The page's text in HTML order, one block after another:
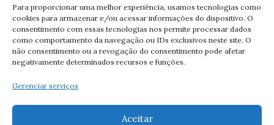
Para proporcionar uma melhor experiência, usamos tecnologias como
cookies para armazenar e/ou acessar informações do dispositivo. O
consentimento com essas tecnologias nos permite processar dados
como comportamento da navegação ou IDs exclusivos neste site. O
não consentimento ou a revogação do consentimento pode afetar
negativamente determinados recursos e funções.
Gerenciar serviços
Aceitar
São Pedro(13)
São Rafael(1)
São Rafael Arcanjo(5)